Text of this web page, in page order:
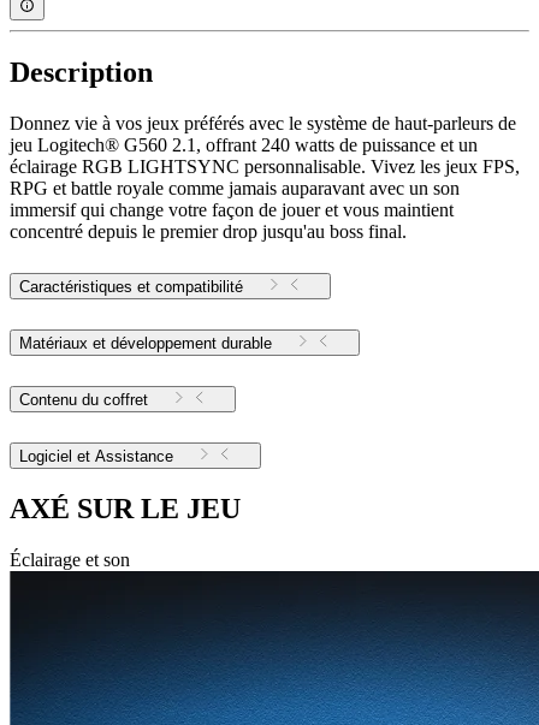
Description
Donnez vie à vos jeux préférés avec le système de haut-parleurs de
jeu Logitech® G560 2.1, offrant 240 watts de puissance et un
éclairage RGB LIGHTSYNC personnalisable. Vivez les jeux FPS,
RPG et battle royale comme jamais auparavant avec un son
immersif qui change votre façon de jouer et vous maintient
concentré depuis le premier drop jusqu'au boss final.
Caractéristiques et compatibilité
Matériaux et développement durable
Contenu du coffret
Logiciel et Assistance
AXÉ SUR LE JEU
Éclairage et son